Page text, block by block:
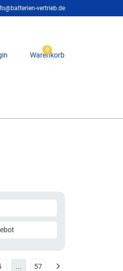
vertrieb.de
0
Warenkorb
... 57